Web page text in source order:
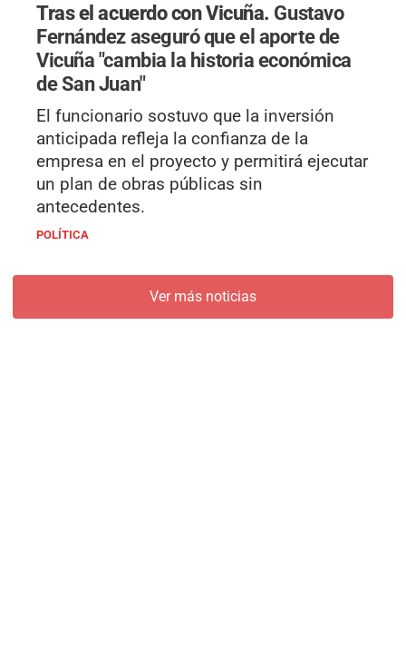
Tras el acuerdo con Vicuña. Gustavo
Fernández aseguró que el aporte de
Vicuña "cambia la historia económica
de San Juan"
El funcionario sostuvo que la inversión
anticipada refleja la confianza de la
empresa en el proyecto y permitirá ejecutar
un plan de obras públicas sin
antecedentes.
POLÍTICA
Ver más noticias